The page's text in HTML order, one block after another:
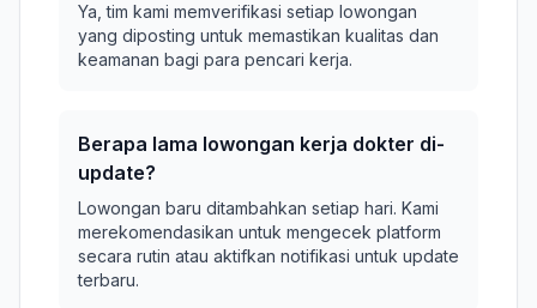
Ya, tim kami memverifikasi setiap lowongan
yang diposting untuk memastikan kualitas dan
keamanan bagi para pencari kerja.
Berapa lama lowongan kerja dokter di-
update?
Lowongan baru ditambahkan setiap hari. Kami
merekomendasikan untuk mengecek platform
secara rutin atau aktifkan notifikasi untuk update
terbaru.